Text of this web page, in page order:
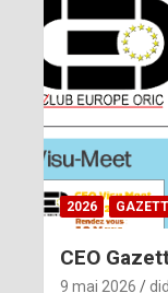
ff
2026
CEO
9 mai 2026